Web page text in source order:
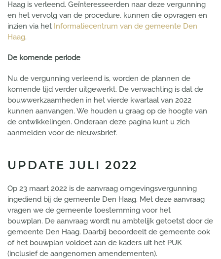
Haag is verleend. Geïnteresseerden naar deze vergunning
en het vervolg van de procedure, kunnen die opvragen en
inzien via het Informatiecentrum van de gemeente Den
Haag.
De komende periode
Nu de vergunning verleend is, worden de plannen de
komende tijd verder uitgewerkt. De verwachting is dat de
bouwwerkzaamheden in het vierde kwartaal van 2022
kunnen aanvangen. We houden u graag op de hoogte van
de ontwikkelingen. Onderaan deze pagina kunt u zich
aanmelden voor de nieuwsbrief.
UPDATE JULI 2022
Op 23 maart 2022 is de aanvraag omgevingsvergunning
ingediend bij de gemeente Den Haag. Met deze aanvraag
vragen we de gemeente toestemming voor het
bouwplan. De aanvraag wordt nu ambtelijk getoetst door de
gemeente Den Haag. Daarbij beoordeelt de gemeente ook
of het bouwplan voldoet aan de kaders uit het PUK
(inclusief de aangenomen amendementen).